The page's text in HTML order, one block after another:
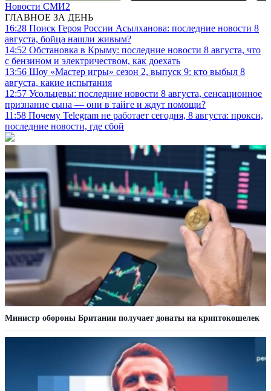
Новости СМИ2
ГЛАВНОЕ ЗА ДЕНЬ
16:28 Поиск Героя России Асылханова: последние новости 8
августа, бойца нашли живым?
14:52 Обстановка в Крыму: последние новости 8 августа, что
с бензином и электричеством, как доехать
13:56 Шоу «Мастер игры» сезон 2, выпуск 9: кто выбыл 8
августа, какие испытания
12:57 Усольцевы: последние новости 8 августа, сенсационное
признание сына — они в тайге и ждут помощи?
11:58 Почему Telegram не работает сегодня, 8 августа: прокси,
последние новости, где сбой
Министр обороны Британии получает донаты на криптокошелек